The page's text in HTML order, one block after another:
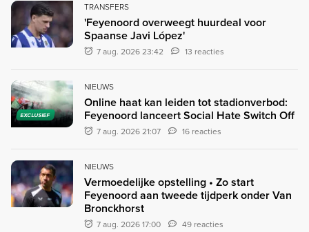
TRANSFERS
'Feyenoord overweegt huurdeal voor
Spaanse Javi López'
7 aug. 2026 23:42 13 reacties
EXCLUSIEF
NIEUWS
Online haat kan leiden tot stadionverbod:
Feyenoord lanceert Social Hate Switch Off
7 aug. 2026 21:07 16 reacties
NIEUWS
Vermoedelijke opstelling • Zo start
Feyenoord aan tweede tijdperk onder Van
Bronckhorst
7 aug. 2026 17:00 49 reacties